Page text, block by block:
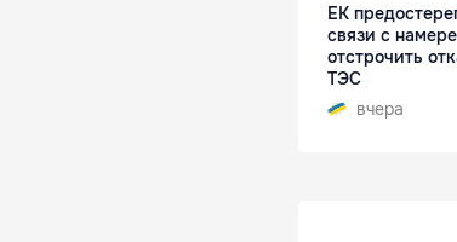
ЕК
связи с
отстрочить
ТЭС
вчера